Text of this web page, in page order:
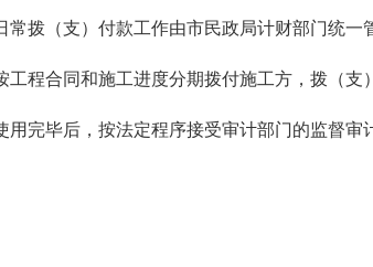
拨（支）付款工作由市民政局计财部门统一
程合同和施工进度分期拨付施工方，拨（支
完毕后，按法定程序接受审计部门的监督审